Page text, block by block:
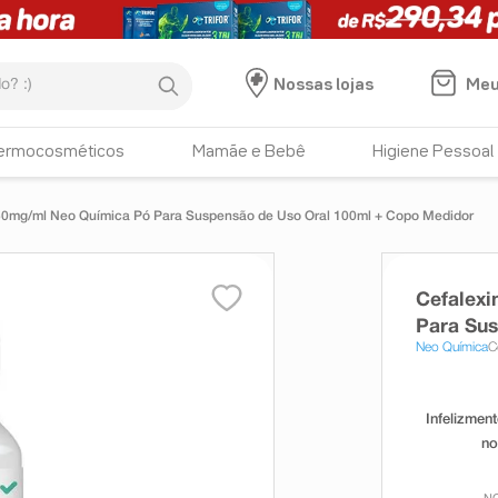
Nossas lojas
Mamãe e Bebê Higiene Pessoal
ml Neo Química Pó Para Suspensão de Uso Oral 100ml + Copo Medidor
Para
Neo Química